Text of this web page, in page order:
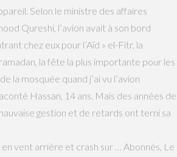
Selon le ministre des affaires
Qureshi, l’avion avait à son bord
chez eux pour l’Aïd » el-Fitr, la
la fête la plus importante pour les
la mosquée quand j’ai vu l’avion
Hassan, 14 ans. Mais des années de
gestion et de retards ont terni sa
vent arrière et crash sur … Abonnés, Le